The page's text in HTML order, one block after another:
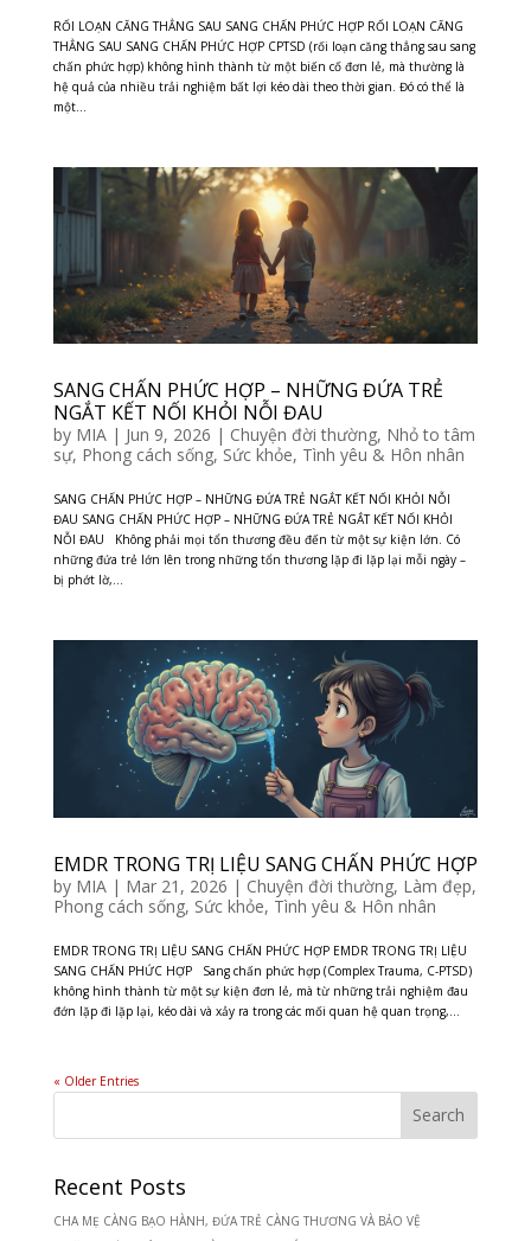
RỐI LOẠN CĂNG THẲNG SAU SANG CHẤN PHỨC HỢP RỐI LOẠN CĂNG
THẲNG SAU SANG CHẤN PHỨC HỢP CPTSD (rối loạn căng thẳng sau sang
chấn phức hợp) không hình thành từ một biến cố đơn lẻ, mà thường là
hệ quả của nhiều trải nghiệm bất lợi kéo dài theo thời gian. Đó có thể là
một...
SANG CHẤN PHỨC HỢP – NHỮNG ĐỨA TRẺ
NGẮT KẾT NỐI KHỎI NỖI ĐAU
by MIA| Jun 9, 2026 | Chuyện đời thường, Nhỏ to tâm
sự, Phong cách sống, Sức khỏe, Tình yêu & Hôn nhân
SANG CHẤN PHỨC HỢP – NHỮNG ĐỨA TRẺ NGẮT KẾT NỐI KHỎI NỖI
ĐAU SANG CHẤN PHỨC HỢP – NHỮNG ĐỨA TRẺ NGẮT KẾT NỐI KHỎI
NỖI ĐAU Không phải mọi tổn thương đều đến từ một sự kiện lớn. Có
những đứa trẻ lớn lên trong những tổn thương lặp đi lặp lại mỗi ngày –
bị phớt lờ,...
EMDR TRONG TRỊ LIỆU SANG CHẤN PHỨC HỢP
by MIA| Mar 21, 2026 | Chuyện đời thường, Làm đẹp,
Phong cách sống, Sức khỏe, Tình yêu & Hôn nhân
EMDR TRONG TRỊ LIỆU SANG CHẤN PHỨC HỢP EMDR TRONG TRỊ LIỆU
SANG CHẤN PHỨC HỢP Sang chấn phức hợp (Complex Trauma, C-PTSD)
không hình thành từ một sự kiện đơn lẻ, mà từ những trải nghiệm đau
đớn lặp đi lặp lại, kéo dài và xảy ra trong các mối quan hệ quan trọng,...
« Older Entries
Recent Posts
CHA MẸ CÀNG BẠO HÀNH, ĐỨA TRẺ CÀNG THƯƠNG VÀ BẢO VỆ